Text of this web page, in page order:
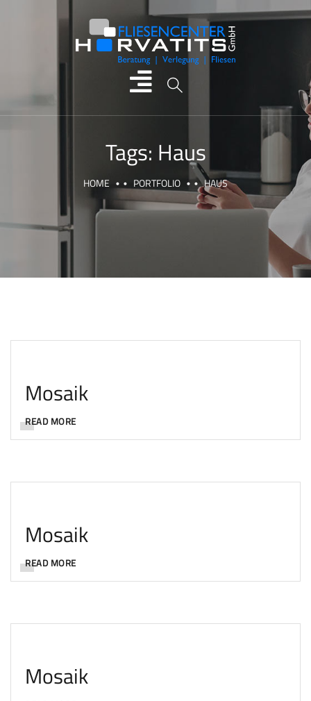
Tags: Haus
HOME PORTFOLIO HAUS
Mosaik
READ MORE
Mosaik
READ MORE
Mosaik